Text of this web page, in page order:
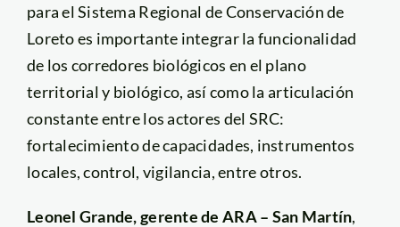
para el Sistema Regional de Conservación de
Loreto es importante integrar la funcionalidad
de los corredores biológicos en el plano
territorial y biológico, así como la articulación
constante entre los actores del SRC:
fortalecimiento de capacidades, instrumentos
locales, control, vigilancia, entre otros.
Leonel Grande, gerente de ARA – San Martín,